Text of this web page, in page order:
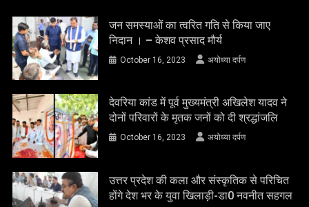
जन समस्याओं का त्वरित गति से किया जाए
निदान । – केशव प्रसाद मौर्य
October 16, 2023 अयोध्या दर्पण
देवरिया कांड में पूर्व मुख्यमंत्री अखिलेश यादव ने
दोनों परिवारों के मृतक जनों को दी श्रद्धांजलि
October 16, 2023 अयोध्या दर्पण
उत्तर प्रदेश की कला और संस्कृतिक से परिचित
होंगे देश भर के युवा खिलाड़ी-डा0 नवनीत सहगल